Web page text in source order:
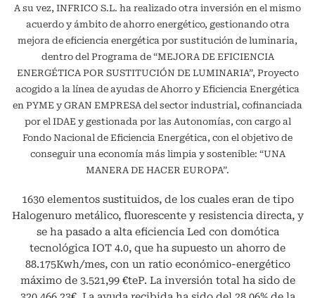
A su vez, INFRICO S.L. ha realizado otra inversión en el mismo
acuerdo y ámbito de ahorro energético, gestionando otra
mejora de eficiencia energética por sustitución de luminaria,
dentro del Programa de “MEJORA DE EFICIENCIA
ENERGÉTICA POR SUSTITUCIÓN DE LUMINARIA”, Proyecto
acogido a la línea de ayudas de Ahorro y Eficiencia Energética
en PYME y GRAN EMPRESA del sector industrial, cofinanciada
por el IDAE y gestionada por las Autonomías, con cargo al
Fondo Nacional de Eficiencia Energética, con el objetivo de
conseguir una economía más limpia y sostenible: “UNA
MANERA DE HACER EUROPA”.
1630 elementos sustituidos, de los cuales eran de tipo
Halogenuro metálico, fluorescente y resistencia directa, y
se ha pasado a alta eficiencia Led con domótica
tecnológica IOT 4.0, que ha supuesto un ahorro de
88.175Kwh/mes, con un ratio económico-energético
máximo de 3.521,99 €teP. La inversión total ha sido de